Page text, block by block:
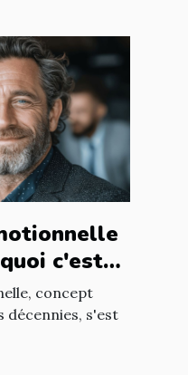
c'est
équipe
concept
décennies, s'est